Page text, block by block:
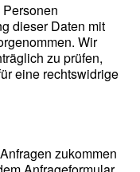
dieser Daten mit
Wir
zu prüfen,
eine rechtswidrige
zukommen